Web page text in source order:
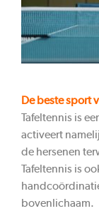
De beste sport
Tafeltennis is
activeert
de hersenen
Tafeltennis is
bovenlichaam.